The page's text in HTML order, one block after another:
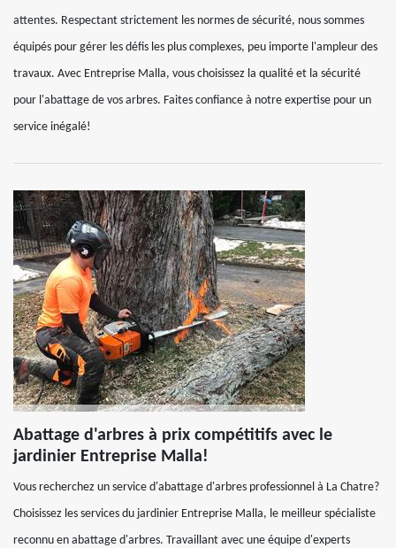
attentes. Respectant strictement les normes de sécurité, nous sommes
équipés pour gérer les défis les plus complexes, peu importe l'ampleur des
travaux. Avec Entreprise Malla, vous choisissez la qualité et la sécurité
pour l'abattage de vos arbres. Faites confiance à notre expertise pour un
service inégalé!
Abattage d'arbres à prix compétitifs avec le
jardinier Entreprise Malla!
Vous recherchez un service d'abattage d'arbres professionnel à La Chatre?
Choisissez les services du jardinier Entreprise Malla, le meilleur spécialiste
reconnu en abattage d'arbres. Travaillant avec une équipe d'experts